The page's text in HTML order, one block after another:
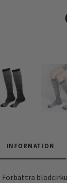
INFORMATION
Förbättra